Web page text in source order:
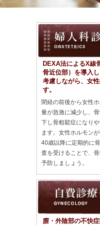
DEXA法によるX線
骨近位部）を導入
考慮しながら、女
す。
閉経の前後から女性
量が急激に減少し、
下し骨粗鬆症になりや
ます。女性ホルモン
40歳以降に定期的に
査を受けることで、
予防しましょう。
膣・外陰部の不快